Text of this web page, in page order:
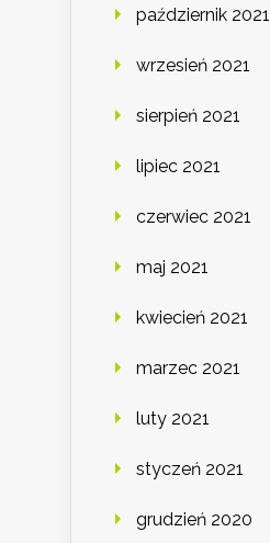
październik 2021
wrzesień 2021
sierpień 2021
lipiec 2021
czerwiec 2021
maj 2021
kwiecień 2021
marzec 2021
luty 2021
styczeń 2021
grudzień 2020